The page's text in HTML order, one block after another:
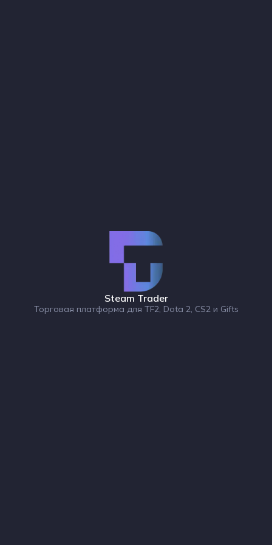
Steam Trader
Торговая платформа для TF2, Dota 2, CS2 и Gifts